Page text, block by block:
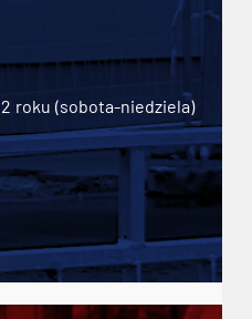
roku (sobota-niedziela)